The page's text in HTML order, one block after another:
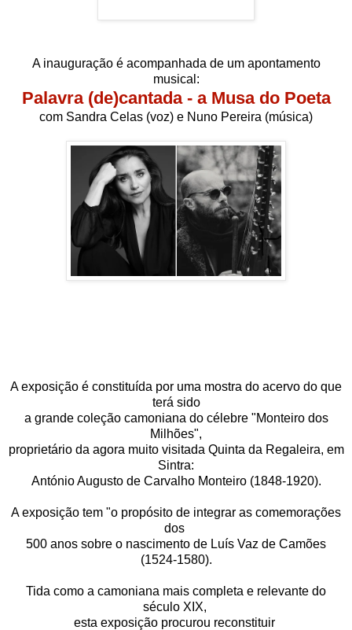
A inauguração é acompanhada de um apontamento
musical:
Palavra (de)cantada - a Musa do Poeta
com Sandra Celas (voz) e Nuno Pereira (música)
A exposição é constituída por uma mostra do acervo do que
terá sido
a grande coleção camoniana do célebre "Monteiro dos
Milhões",
proprietário da agora muito visitada Quinta da Regaleira, em
Sintra:
António Augusto de Carvalho Monteiro (1848-1920).
A exposição tem "o propósito de integrar as comemorações
dos
500 anos sobre o nascimento de Luís Vaz de Camões
(1524-1580).
Tida como a camoniana mais completa e relevante do
século XIX,
esta exposição procurou reconstituir